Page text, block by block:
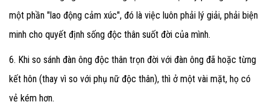
một phần "lao động cảm xúc", đó là việc luôn phải lý giải, phải biện
minh cho quyết định sống độc thân suốt đời của mình.
6. Khi so sánh đàn ông độc thân trọn đời với đàn ông đã hoặc từng
kết hôn (thay vì so với phụ nữ độc thân), thì ở một vài mặt, họ có
vẻ kém hơn.